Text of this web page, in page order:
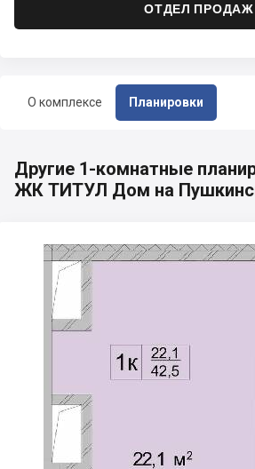
О комплексе Планировки
ОТДЕЛ ПРОДАЖ
Другие 1-комнатные
ЖК ТИТУЛ Дом на